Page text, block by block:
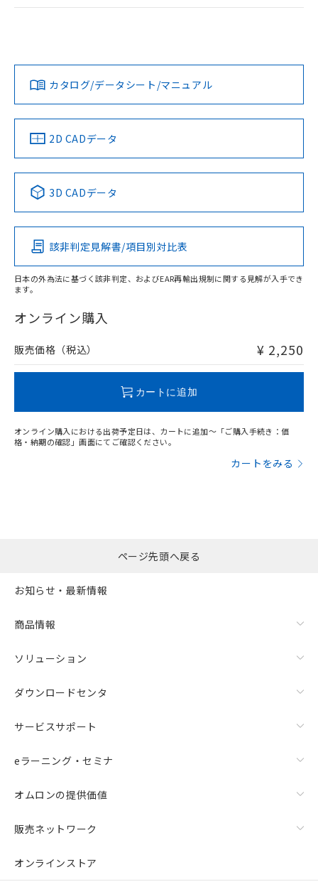
ログイン/会員登録
ダウンロードデータをご利用いただく前に、以下を必ずお読
みください。
ソフトウェアの使用条件
EU RoHS 注意事項・凡例
対応済み
中国 RoHS 注意事項・凡例
Pb Hg Cd Cr(VI)
O
在庫等で未対応品が混在する可能性があります。
問い合わせください。
LR型式承認
（イギリス
船舶規格）
DNV型式承認
（ノルウェー
BV型式承認
（フランス
KR型式
（韓国
No No No No
この製品の規格認証/適合状況ページへ
その他の認証はこちらのページからご検索ください
カタログ/データシート/マニュアル
2D CADデータ
3D CADデータ
該非判定見解書/項目別対比表
日本の外為法に基づく該非判定、およびEAR再輸出規制に関する見解が入手でき
ます。
オンライン購入
販売価格（税込） ¥ 2,250
カートに追加
オンライン購入における出荷予定日は、カートに追加～「ご購入手続き：価
格・納期の確認」画面にてご確認ください。
カートをみる
ページ先頭へ戻る
お知らせ・最新情報
商品情報
ソリューション
ダウンロードセンタ
サービスサポート
eラーニング・セミナ
オムロンの提供価値
販売ネットワーク
オンラインストア